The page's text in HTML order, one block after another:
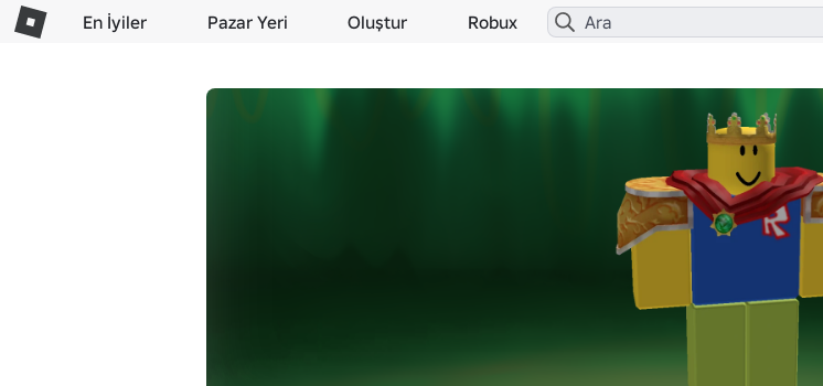
En İyiler Pazar Yeri Oluştur Robux